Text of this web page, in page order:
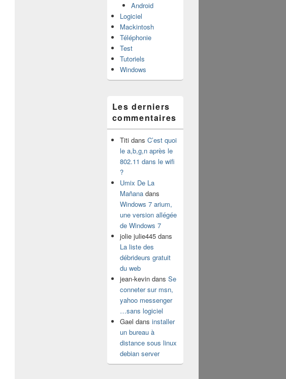
Android
Logiciel
Mackintosh
Téléphonie
Test
Tutoriels
Windows
Les derniers
commentaires
Titidans C’est quoi
le a,b,g,n après le
802.11 dans le wifi
?
Umix De La
Mañanadans
Windows 7 arium,
une version allégée
de Windows 7
jolie julie445dans
La liste des
débrideurs gratuit
du web
jean-kevindans Se
conneter sur msn,
yahoo messenger
…sans logiciel
Gael dans installer
un bureau à
distance sous linux
debian server